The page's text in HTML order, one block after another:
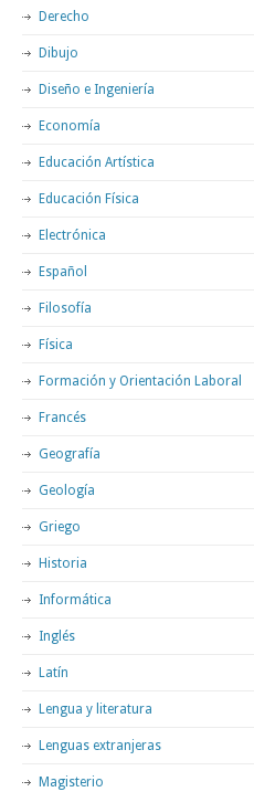
Derecho
Dibujo
Diseño e Ingeniería
Economía
Educación Artística
Educación Física
Electrónica
Español
Filosofía
Física
Formación y Orientación Laboral
Francés
Geografía
Geología
Griego
Historia
Informática
Inglés
Latín
Lengua y literatura
Lenguas extranjeras
Magisterio